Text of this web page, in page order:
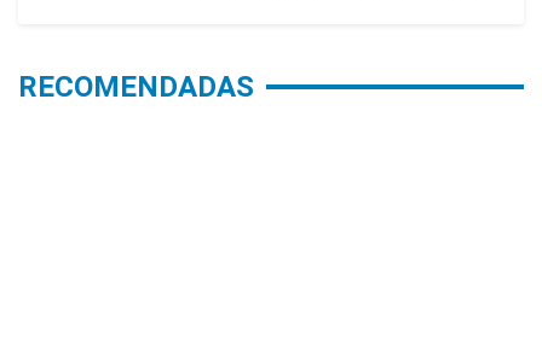
RECOMENDADAS